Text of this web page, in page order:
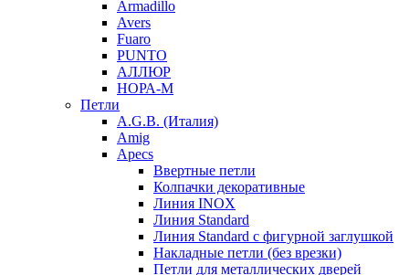
Armadillo
Avers
Fuaro
PUNTO
АЛЛЮР
НОРА-М
Петли
A.G.B. (Италия)
Amig
Apecs
Ввертные петли
Колпачки декоративные
Линия INOX
Линия Standard
Линия Standard с фигурной заглушкой
Накладные петли (без врезки)
Петли для металлических дверей